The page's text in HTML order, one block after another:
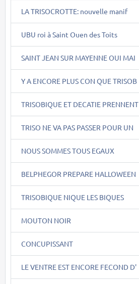
LA TRISOCROTTE: nouvelle manif
UBU roi à Saint Ouen des Toits
SAINT JEAN SUR MAYENNE OUI MAI
Y A ENCORE PLUS CON QUE TRISOB
TRISOBIQUE ET DECATIE PRENNENT
TRISO NE VA PAS PASSER POUR UN
NOUS SOMMES TOUS EGAUX
BELPHEGOR PREPARE HALLOWEEN
TRISOBIQUE NIQUE LES BIQUES
MOUTON NOIR
CONCUPISSANT
LE VENTRE EST ENCORE FECOND D'